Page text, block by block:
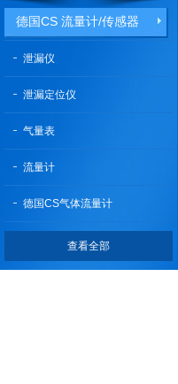
德国CS 流量计/传感器
泄漏仪
泄漏定位仪
气量表
流量计
德国CS气体流量计
查看全部